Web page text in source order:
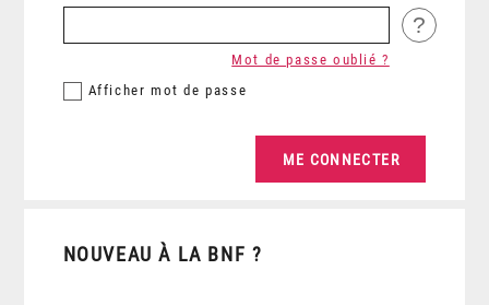
?
Afficher mot de passe
Mot de passe oublié ?
NOUVEAU À LA BNF ?